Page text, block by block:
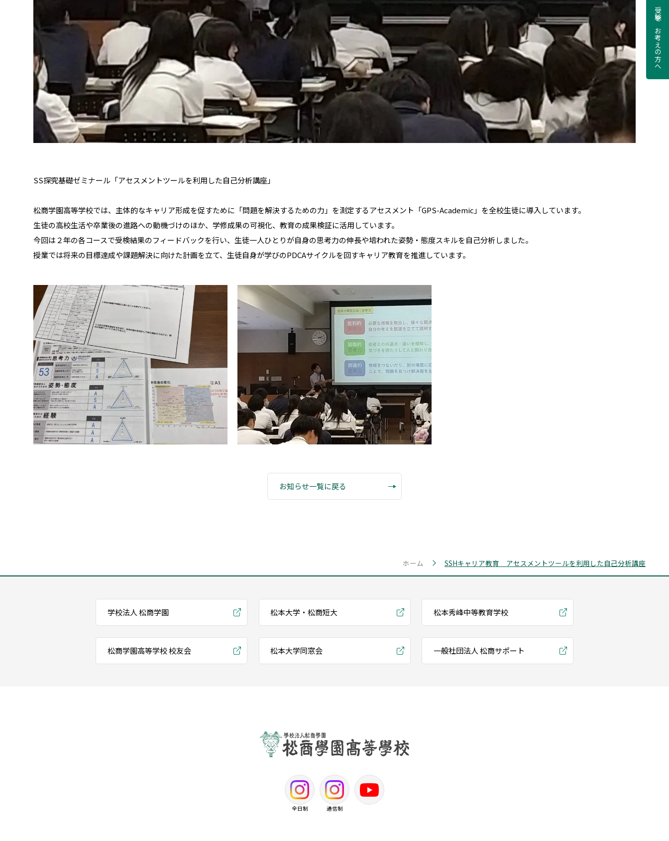
受験をお考えの方へ
SS探究基礎ゼミナール「アセスメントツールを利用した自己分析講座」
松商学園高等学校では、主体的なキャリア形成を促すために「問題を解決するための力」を測定するアセスメント「GPS-Academic」を全校生徒に導入しています。
生徒の高校生活や卒業後の進路への動機づけのほか、学修成果の可視化、教育の成果検証に活用しています。
今回は２年の各コースで受検結果のフィードバックを行い、生徒一人ひとりが自身の思考力の伸長や培われた姿勢・態度スキルを自己分析しました。
授業では将来の目標達成や課題解決に向けた計画を立て、生徒自身が学びのPDCAサイクルを回すキャリア教育を推進しています。
お知らせ一覧に戻る
ホーム SSHキャリア教育 アセスメントツールを利用した自己分析講座
学校法人 松商学園 松本大学・松商短大 松本秀峰中等教育学校
松商学園高等学校 校友会 松本大学同窓会 一般社団法人 松商サポート
全日制 通信制